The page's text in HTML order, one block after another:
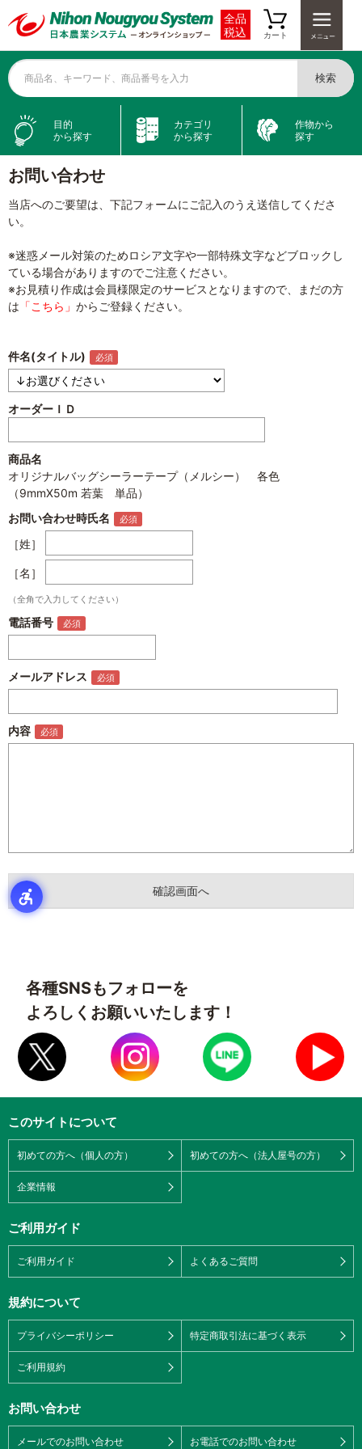
全品
税込
カート
商品名、キーワード、商品番号を入力 検索
目的
から探す
カテゴリ
から探す
作物から
探す
お問い合わせ
当店へのご要望は、下記フォームにご記入のうえ送信してくださ
い。
※迷惑メール対策のためロシア文字や一部特殊文字などブロックし
ている場合がありますのでご注意ください。
※お見積り作成は会員様限定のサービスとなりますので、まだの方
は 「こちら」 からご登録ください。
件名(タイトル)
オーダーＩＤ
商品名
オリジナルバッグシーラーテープ（メルシー） 各色
（9mmX50m 若葉 単品）
お問い合わせ時氏名
［姓］
［名］
（全角で入力してください）
電話番号
メールアドレス
内容
各種SNSもフォローを
よろしくお願いいたします！
このサイトについて
初めての方へ（個人の方） 初めての方へ（法人屋号の方）
企業情報
ご利用ガイド
ご利用ガイド よくあるご質問
規約について
プライバシーポリシー 特定商取引法に基づく表示
ご利用規約
お問い合わせ
メールでのお問い合わせ お電話でのお問い合わせ